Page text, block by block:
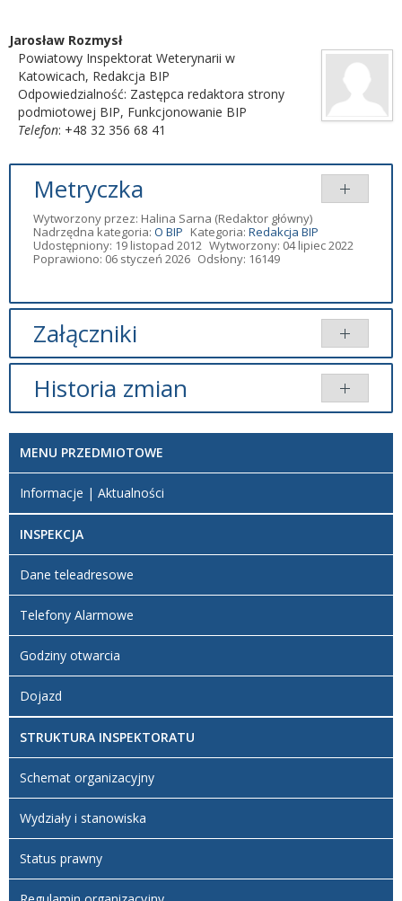
Jarosław Rozmysł
Powiatowy Inspektorat Weterynarii w
Katowicach, Redakcja BIP
Odpowiedzialność: Zastępca redaktora strony
podmiotowej BIP, Funkcjonowanie BIP
Telefon: +48 32 356 68 41
Metryczka
Wytworzony przez: Halina Sarna (Redaktor główny)
Nadrzędna kategoria: O BIP Kategoria: Redakcja BIP
Udostępniony: 19 listopad 2012 Wytworzony: 04 lipiec 2022
Poprawiono: 06 styczeń 2026 Odsłony: 16149
Załączniki
Brak załączników.
Historia zmian
Artykuł
zmieniony.
wtorek, 06
17:11
MENU PRZEDMIOTOWE
Informacje | Aktualności
INSPEKCJA
Dane teleadresowe
Telefony Alarmowe
Godziny otwarcia
Dojazd
STRUKTURA INSPEKTORATU
Schemat organizacyjny
Wydziały i stanowiska
Status prawny